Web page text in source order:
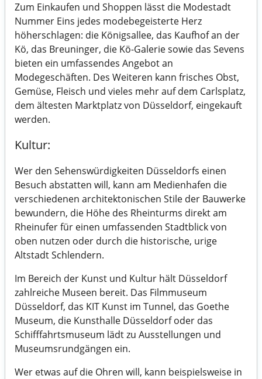
Zum Einkaufen und Shoppen lässt die Modestadt
Nummer Eins jedes modebegeisterte Herz
höherschlagen: die Königsallee, das Kaufhof an der
Kö, das Breuninger, die Kö-Galerie sowie das Sevens
bieten ein umfassendes Angebot an
Modegeschäften. Des Weiteren kann frisches Obst,
Gemüse, Fleisch und vieles mehr auf dem Carlsplatz,
dem ältesten Marktplatz von Düsseldorf, eingekauft
werden.
Kultur:
Wer den Sehenswürdigkeiten Düsseldorfs einen
Besuch abstatten will, kann am Medienhafen die
verschiedenen architektonischen Stile der Bauwerke
bewundern, die Höhe des Rheinturms direkt am
Rheinufer für einen umfassenden Stadtblick von
oben nutzen oder durch die historische, urige
Altstadt Schlendern.
Im Bereich der Kunst und Kultur hält Düsseldorf
zahlreiche Museen bereit. Das Filmmuseum
Düsseldorf, das KIT Kunst im Tunnel, das Goethe
Museum, die Kunsthalle Düsseldorf oder das
Schifffahrtsmuseum lädt zu Ausstellungen und
Museumsrundgängen ein.
Wer etwas auf die Ohren will, kann beispielsweise in